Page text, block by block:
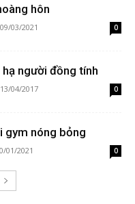
hôn
09/03/2021 0
người đồng tính
13/04/2017 0
gym nóng bỏng
01/2021 0